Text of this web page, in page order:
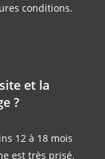
conditions.
et la
?
12 à 18 mois
est très prisé.